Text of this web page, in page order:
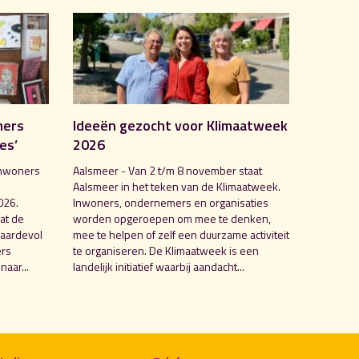
de
Ideeën gezocht voor Klimaatweek
2026
Aalsmeer - Van 2 t/m 8 november staat
Aalsmeer in het teken van de Klimaatweek.
Inwoners, ondernemers en organisaties
worden opgeroepen om mee te denken,
mee te helpen of zelf een duurzame activiteit
te organiseren. De Klimaatweek is een
landelijk initiatief waarbij aandacht...